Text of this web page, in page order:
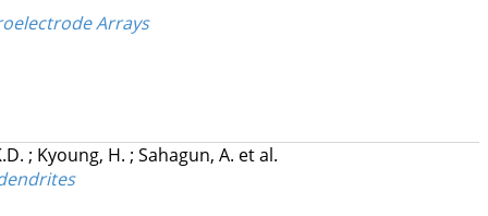
Arrays
; Kyoung, H. ; Sahagun, A. et al.